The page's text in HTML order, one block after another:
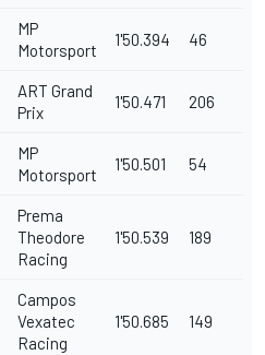
MP
Motorsport
1'50.394 46
ART Grand
Prix
1'50.471 206
MP
Motorsport
1'50.501 54
Prema
Theodore
Racing
1'50.539 189
Campos
Vexatec
Racing
1'50.685 149